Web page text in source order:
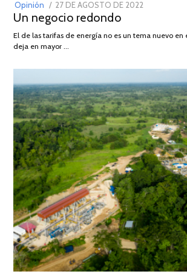
Opinión
POSTED
ON
27 DE AGOSTO DE 2022
DE
Un negocio redondo
El de las tarifas de energía no es un tema nuevo en
deja en mayor …